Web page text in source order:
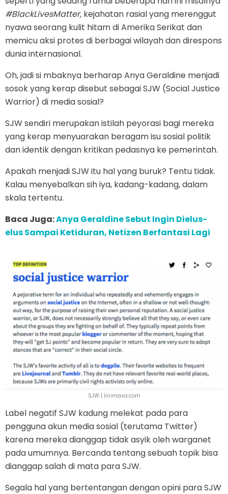
#BlackLivesMatter, kejahatan rasial yang merenggut
nyawa seorang kulit hitam di Amerika Serikat dan
memicu aksi protes di berbagai wilayah dan direspons
dunia internasional.
Oh, jadi si mbaknya berharap Anya Geraldine menjadi
sosok yang kerap disebut sebagai SJW (Social Justice
Warrior) di media sosial?
SJW sendiri merupakan istilah peyorasi bagi mereka
yang kerap menyuarakan beragam isu sosial politik
dan identik dengan kritikan pedasnya ke pemerintah.
Apakah menjadi SJW itu hal yang buruk? Tentu tidak.
Kalau menyebalkan sih iya, kadang-kadang, dalam
skala tertentu.
Baca Juga:Anya Geraldine Sebut Ingin Dielus-
elus Sampai Ketiduran, Netizen Berfantasi Lagi
SJW | linimasa.com
Label negatif SJW kadung melekat pada para
pengguna akun media sosial (terutama Twitter)
karena mereka dianggap tidak asyik oleh warganet
pada umumnya. Bercanda tentang sebuah topik bisa
dianggap salah di mata para SJW.
Segala hal yang bertentangan dengan opini para SJW